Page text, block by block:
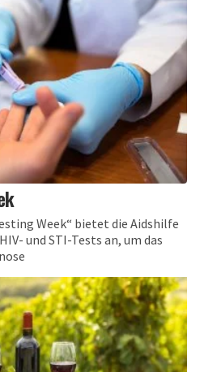
Week“ bietet die Aidshilfe
und STI-Tests an, um das